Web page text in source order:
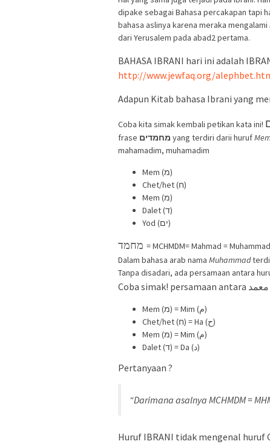
dipake sebagai Bahasa percakapan tapi
bahasa aslinya karena meraka mengalami
dari Yerusalem pada abad2 pertama.
BAHASA IBRANI hari ini adalah
http://www.jewfaq.org/
Adapun Kitab bahasa Ibrani yang
Coba kita simak kembali petikan kata ini!
frase מחמדים yang terdiri darii huruf
mahamadim, muhamadim
Mem (מ)
Chet/het (ח)
Mem (מ)
Dalet (ד)
Yod (ים)
= MCHMDM= Mahmad = Muhammad
Dalam bahasa arab nama Muhammad
Tanpa disadari, ada persamaan antara
Mem (מ) = Mim (م)
Chet/het (ח) = Ha (ح)
Mem (מ) = Mim (م)
Dalet (ד) = Da (د)
Pertanyaan ?
“Darimana asalnya MCHMDM =
Huruf IBRANI tidak mengenal